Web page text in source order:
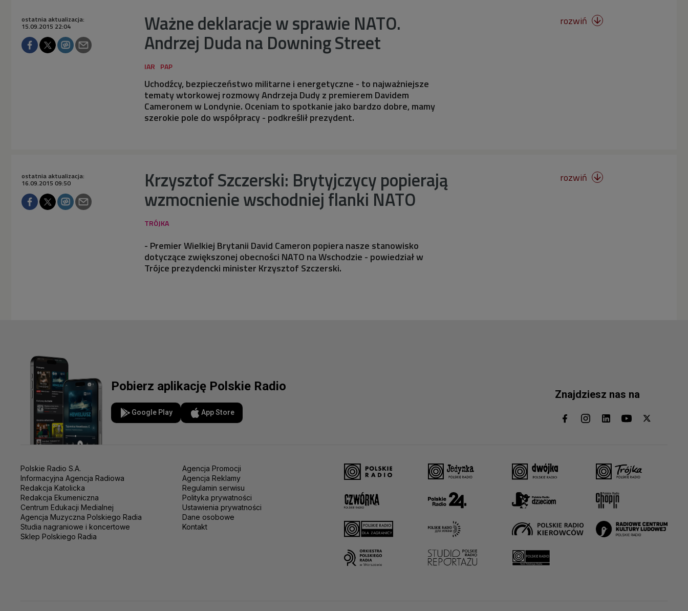
Ważne deklaracje w sprawie NATO.
Andrzej Duda na Downing Street
ostatnia aktualizacja:
15.09.2015 22:04
Uchodźcy, bezpieczeństwo militarne i energetyczne - to najważniejsze
tematy wtorkowej rozmowy Andrzeja Dudy z premierem Davidem
Cameronem w Londynie. Oceniam to spotkanie jako bardzo dobre, mamy
szerokie pole do współpracy - podkreślił prezydent.
rozwiń 
Krzysztof Szczerski: Brytyjczycy popierają
wzmocnienie wschodniej flanki NATO
ostatnia aktualizacja:
16.09.2015 09:50
- Premier Wielkiej Brytanii David Cameron popiera nasze stanowisko
dotyczące zwiększonej obecności NATO na Wschodzie - powiedział w
Trójce prezydencki minister Krzysztof Szczerski.
rozwiń 
Pobierz aplikację Polskie Radio
Google Play App Store
Znajdziesz nas na
Polskie Radio S.A.
Informacyjna Agencja Radiowa
Redakcja Katolicka
Redakcja Ekumeniczna
Centrum Edukacji Medialnej
Agencja Muzyczna Polskiego Radia
Studia nagraniowe i koncertowe
Sklep Polskiego Radia
Agencja Promocji
Agencja Reklamy
Regulamin serwisu
Polityka prywatności
Ustawienia prywatności
Dane osobowe
Kontakt